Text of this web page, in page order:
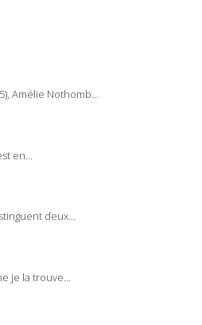
Amélie Nothomb...
en...
deux...
je la trouve...